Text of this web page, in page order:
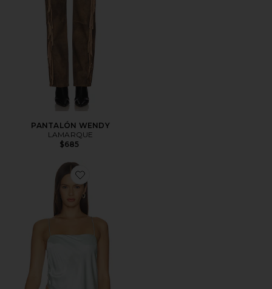
PANTALÓN WENDY
LAMARQUE
$685
Favorite CAMISOLA SOLANGE